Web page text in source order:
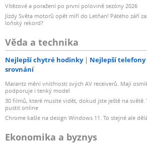
Vítězové a poražení po první polovině sezóny 2026
Jízdy Světa motorů opět míří do Letňan! Pátého září
loňský rekord?
Věda a technika
Nejlepší chytré hodinky Nejlepší telefony
srovnání
Marantz mění vnitřnosti svých AV receiverů. Mají
podporuje i tenký model
30 filmů, které musíte vidět, dokud jste ještě na světě.
pustit online
Chrome kašle na design Windows 11. To stejné ale
Ekonomika a byznys